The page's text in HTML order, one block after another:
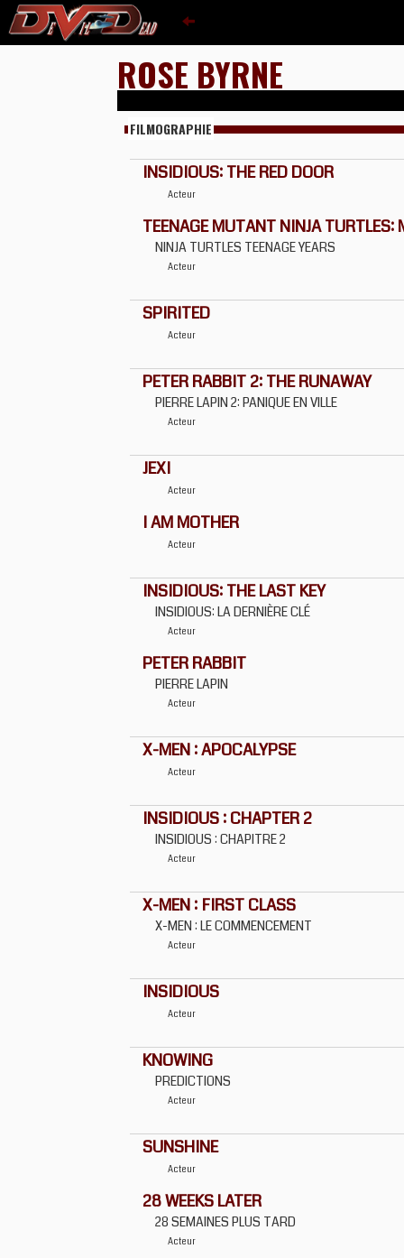
ROSE BYRNE
FILMOGRAPHIE
INSIDIOUS: THE RED DOOR
Acteur
TEENAGE MUTANT NINJA TURTLES:
NINJA TURTLES TEENAGE YEARS
Acteur
SPIRITED
Acteur
PETER RABBIT 2: THE RUNAWAY
PIERRE LAPIN 2: PANIQUE EN VILLE
Acteur
JEXI
Acteur
I AM MOTHER
Acteur
INSIDIOUS: THE LAST KEY
INSIDIOUS: LA DERNIÈRE CLÉ
Acteur
PETER RABBIT
PIERRE LAPIN
Acteur
X-MEN : APOCALYPSE
Acteur
INSIDIOUS : CHAPTER 2
INSIDIOUS : CHAPITRE 2
Acteur
X-MEN : FIRST CLASS
X-MEN : LE COMMENCEMENT
Acteur
INSIDIOUS
Acteur
KNOWING
PREDICTIONS
Acteur
SUNSHINE
Acteur
28 WEEKS LATER
28 SEMAINES PLUS TARD
Acteur